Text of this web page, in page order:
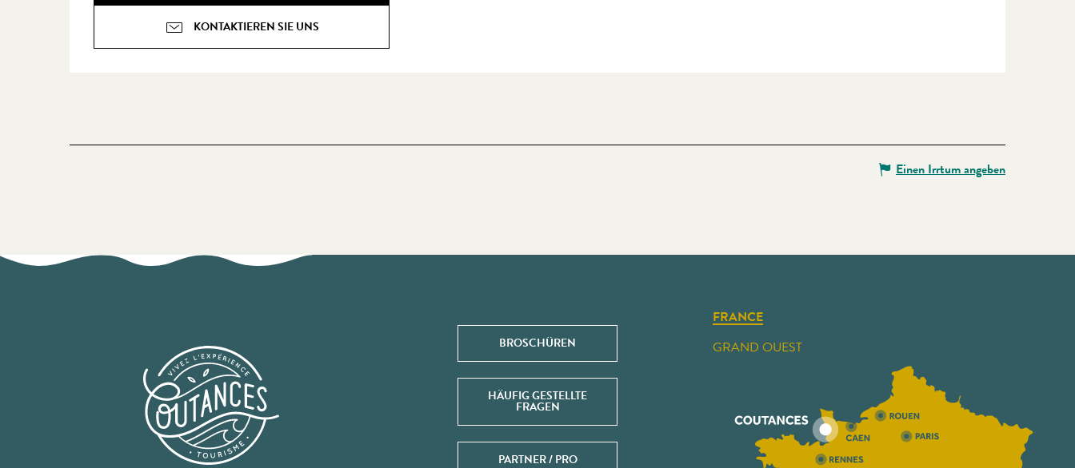
KONTAKTIEREN SIE UNS
Einen Irrtum angeben
BROSCHÜREN
HÄUFIG GESTELLTE
FRAGEN
PARTNER / PRO
FRANCE
GRAND OUEST